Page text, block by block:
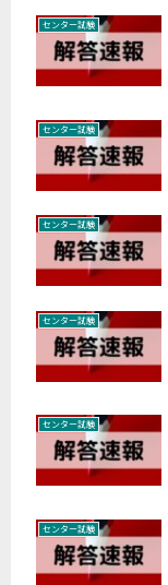
センター試験
センター試験
センター試験
センター試験
センター試験
センター試験